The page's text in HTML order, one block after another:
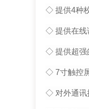
◇ 提供4种
◇ 提供在线
◇ 提供超强
◇ 7寸触控
◇ 对外通讯